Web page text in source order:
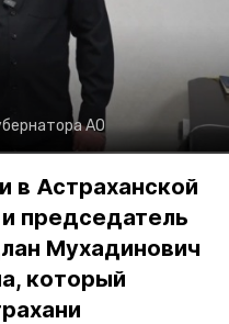
АО
в Астраханской
председатель
Мухадинович
который